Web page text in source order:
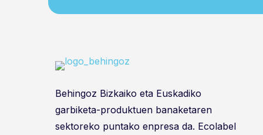
Behingoz Bizkaiko eta Euskadiko
garbiketa-produktuen banaketaren
sektoreko puntako enpresa da. Ecolabel